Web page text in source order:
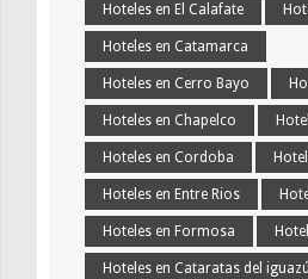
Hoteles en El Calafate
Hoteles en Catamarca
Hoteles en Cerro Bayo
Hoteles en Chapelco
Hoteles en Cordoba
Hoteles en Entre Rios
Hoteles en Formosa
Hoteles en Cataratas del iguazú